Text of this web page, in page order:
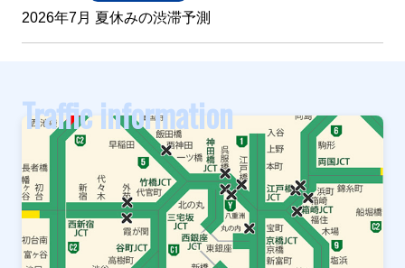
2026年7月 夏休みの渋滞予測
Traffic information